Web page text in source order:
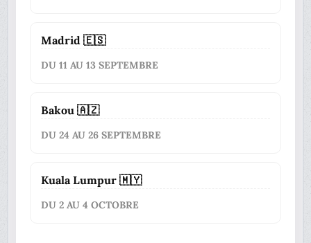
Madrid 🇪🇸
DU 11 AU 13 SEPTEMBRE
Bakou 🇦🇿
DU 24 AU 26 SEPTEMBRE
Kuala Lumpur 🇲🇾
DU 2 AU 4 OCTOBRE